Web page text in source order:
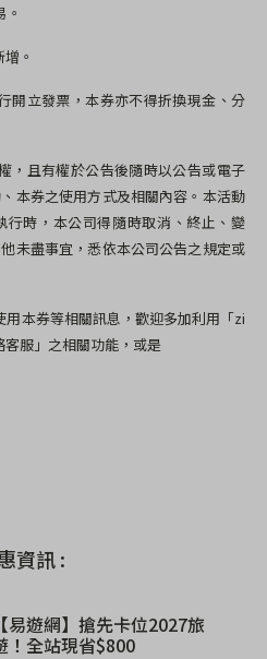
。
。
開立發票，本券亦不得折換現金、分
，且有權於公告後隨時以公告或電子
本券之使用方式及相關內容。本活動
時，本公司得隨時取消、終止、變
未盡事宜，悉依本公司公告之規定或
本券等相關訊息，歡迎多加利用「zi
服」之相關功能，或是
資訊 :
【易遊網】搶先卡位2027旅
！全站現省$800